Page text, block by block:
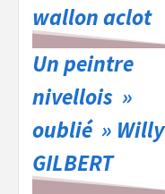
wallon aclot
Un peintre
nivellois »
oublié » Willy
GILBERT